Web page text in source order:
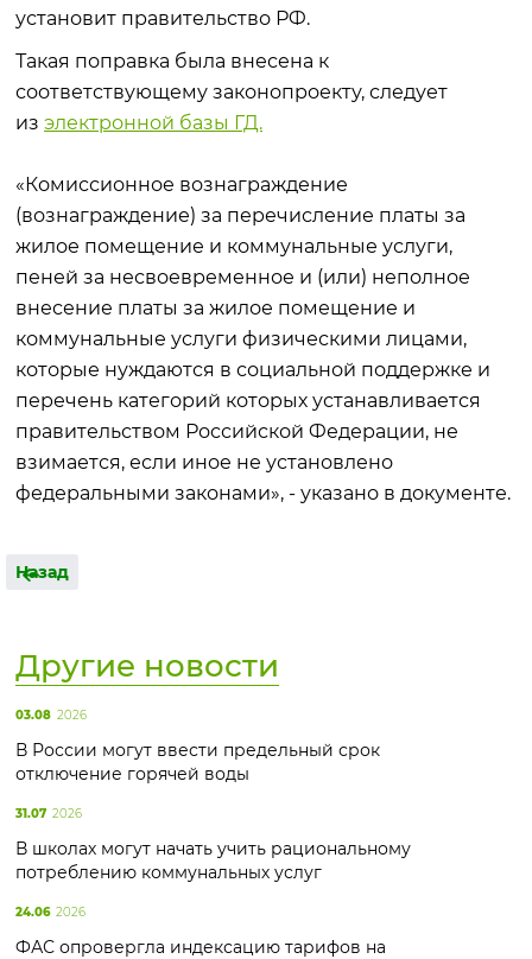
установит правительство РФ.
Такая поправка была внесена к
соответствующему законопроекту, следует
из электронной базы ГД.
«Комиссионное вознаграждение
(вознаграждение) за перечисление платы за
жилое помещение и коммунальные услуги,
пеней за несвоевременное и (или) неполное
внесение платы за жилое помещение и
коммунальные услуги физическими лицами,
которые нуждаются в социальной поддержке и
перечень категорий которых устанавливается
правительством Российской Федерации, не
взимается, если иное не установлено
федеральными законами», - указано в документе.
Назад
Другие новости
03.08 2026
В России могут ввести предельный срок
отключение горячей воды
31.07 2026
В школах могут начать учить рациональному
потреблению коммунальных услуг
24.06 2026
ФАС опровергла индексацию тарифов на